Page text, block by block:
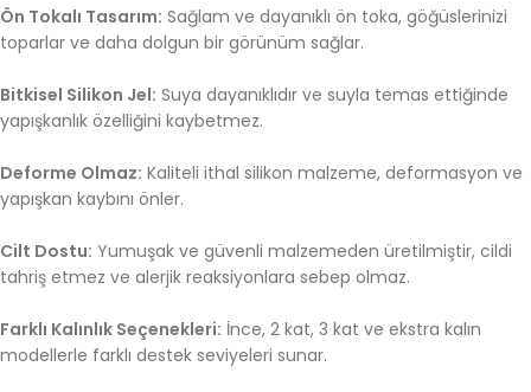
Ön Tokalı Tasarım: Sağlam ve dayanıklı ön toka, göğüslerinizi
toparlar ve daha dolgun bir görünüm sağlar.
Bitkisel Silikon Jel: Suya dayanıklıdır ve suyla temas ettiğinde
yapışkanlık özelliğini kaybetmez.
Deforme Olmaz: Kaliteli ithal silikon malzeme, deformasyon ve
yapışkan kaybını önler.
Cilt Dostu: Yumuşak ve güvenli malzemeden üretilmiştir, cildi
tahriş etmez ve alerjik reaksiyonlara sebep olmaz.
Farklı Kalınlık Seçenekleri: İnce, 2 kat, 3 kat ve ekstra kalın
modellerle farklı destek seviyeleri sunar.